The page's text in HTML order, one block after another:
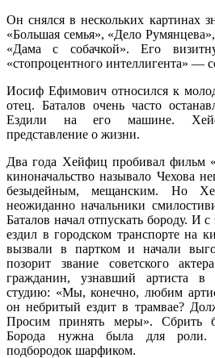
Он снялся в нескольких картинах
«Большая семья», «Дело
«Дама с собачкой». Его
«стопроцентного интеллигента» —
Иосиф Ефимович относился к
отец. Баталов очень часто
Ездили на его машине.
представление о жизни.
Два года Хейфиц пробивал фильм
киноначальство называло Чехова
безыдейным, мещанским. Но
неожиданно начальники
Баталов начал отпускать бороду. И
ездил в городском транспорте на
вызвали в партком и начали
позорит звание советского
гражданин, узнавший артиста в
студию: «Мы, конечно, любим
он небритый ездит в трамвае?
Просим принять меры». Сбрить
Борода нужна была для роли.
подбородок шарфиком.